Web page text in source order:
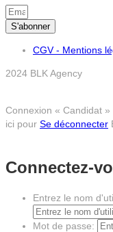
S'abonner
CGV - Mentions
2024 BLK Agency
Connexion « Candidat
ici pour Se déconnecter
Connectez-
Entrez le nom
Mot de passe: